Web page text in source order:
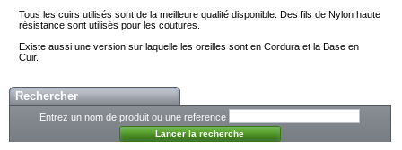
Tous les cuirs utilisés sont de la meilleure qualité disponible. Des fils de Nylon haute
résistance sont utilisés pour les coutures.
Existe aussi une version sur laquelle les oreilles sont en Cordura et la Base en
Cuir.
Rechercher
Entrez un nom de produit ou une reference